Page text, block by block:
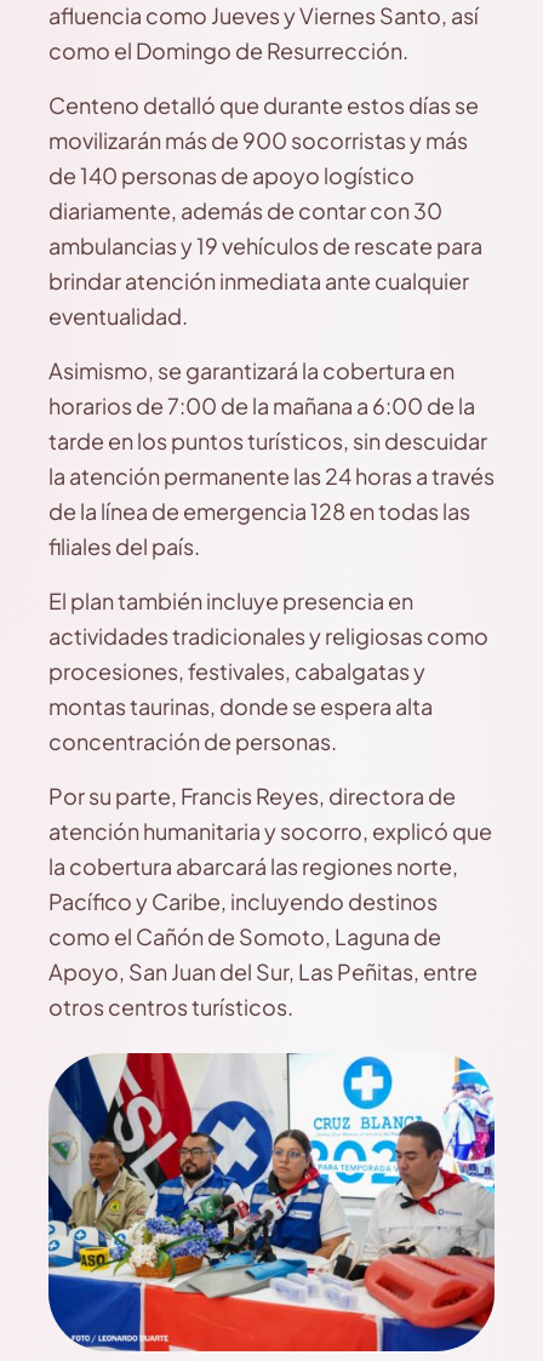
afluencia como Jueves y Viernes Santo, así
como el Domingo de Resurrección.
Centeno detalló que durante estos días se
movilizarán más de 900 socorristas y más
de 140 personas de apoyo logístico
diariamente, además de contar con 30
ambulancias y 19 vehículos de rescate para
brindar atención inmediata ante cualquier
eventualidad.
Asimismo, se garantizará la cobertura en
horarios de 7:00 de la mañana a 6:00 de la
tarde en los puntos turísticos, sin descuidar
la atención permanente las 24 horas a través
de la línea de emergencia 128 en todas las
filiales del país.
El plan también incluye presencia en
actividades tradicionales y religiosas como
procesiones, festivales, cabalgatas y
montas taurinas, donde se espera alta
concentración de personas.
Por su parte, Francis Reyes, directora de
atención humanitaria y socorro, explicó que
la cobertura abarcará las regiones norte,
Pacífico y Caribe, incluyendo destinos
como el Cañón de Somoto, Laguna de
Apoyo, San Juan del Sur, Las Peñitas, entre
otros centros turísticos.